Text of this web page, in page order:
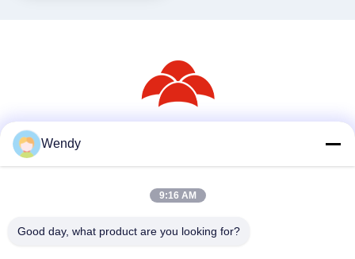
Wendy
9:16 AM
Good day, what product are you looking for?